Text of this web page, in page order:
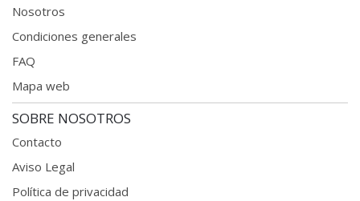
Nosotros
Condiciones generales
FAQ
Mapa web
SOBRE NOSOTROS
Contacto
Aviso Legal
Política de privacidad